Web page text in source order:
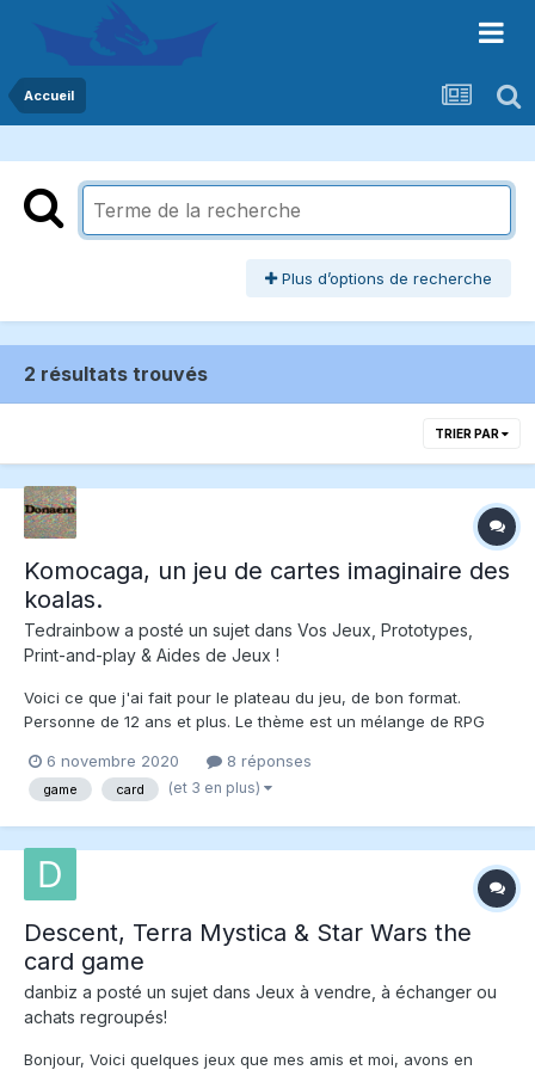
Accueil
Plus d’options de recherche
2 résultats trouvés
TRIER PAR
Komocaga, un jeu de cartes imaginaire des
koalas.
Tedrainbow a posté un sujet dans Vos Jeux, Prototypes,
Print-and-play & Aides de Jeux !
Voici ce que j'ai fait pour le plateau du jeu, de bon format.
Personne de 12 ans et plus. Le thème est un mélange de RPG
des cartes visuelles en texte. Le jeu se joue de deux à huit
personnes, possible de faire...
6 novembre 2020 8 réponses
game card (et 3 en plus)
Descent, Terra Mystica & Star Wars the
card game
danbiz a posté un sujet dans Jeux à vendre, à échanger ou
achats regroupés!
Bonjour, Voici quelques jeux que mes amis et moi, avons en